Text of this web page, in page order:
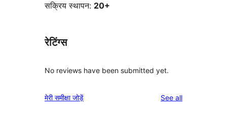
सक्रिय स्थापन: 20+
रेटिंग्स
No reviews have been submitted yet.
मेरी समीक्षा जोड़ें See allreviews